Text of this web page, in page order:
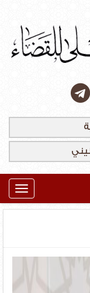
Toggle